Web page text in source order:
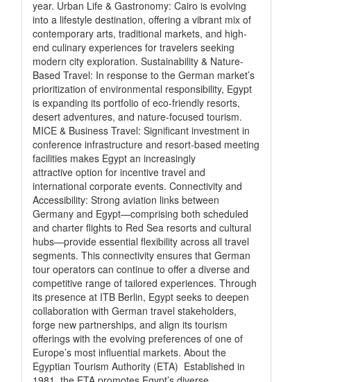
year. Urban Life & Gastronomy: Cairo is evolving
into a lifestyle destination, offering a vibrant mix of
contemporary arts, traditional markets, and high-
end culinary experiences for travelers seeking
modern city exploration. Sustainability & Nature-
Based Travel: In response to the German market’s
prioritization of environmental responsibility, Egypt
is expanding its portfolio of eco-friendly resorts,
desert adventures, and nature-focused tourism.
MICE & Business Travel: Significant investment in
conference infrastructure and resort-based meeting
facilities makes Egypt an increasingly
attractive option for incentive travel and
international corporate events. Connectivity and
Accessibility: Strong aviation links between
Germany and Egypt—comprising both scheduled
and charter flights to Red Sea resorts and cultural
hubs—provide essential flexibility across all travel
segments. This connectivity ensures that German
tour operators can continue to offer a diverse and
competitive range of tailored experiences. Through
its presence at ITB Berlin, Egypt seeks to deepen
collaboration with German travel stakeholders,
forge new partnerships, and align its tourism
offerings with the evolving preferences of one of
Europe’s most influential markets. About the
Egyptian Tourism Authority (ETA) Established in